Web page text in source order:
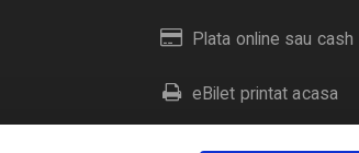
Plata online sau cash
eBilet printat acasa
Livrare prin curier